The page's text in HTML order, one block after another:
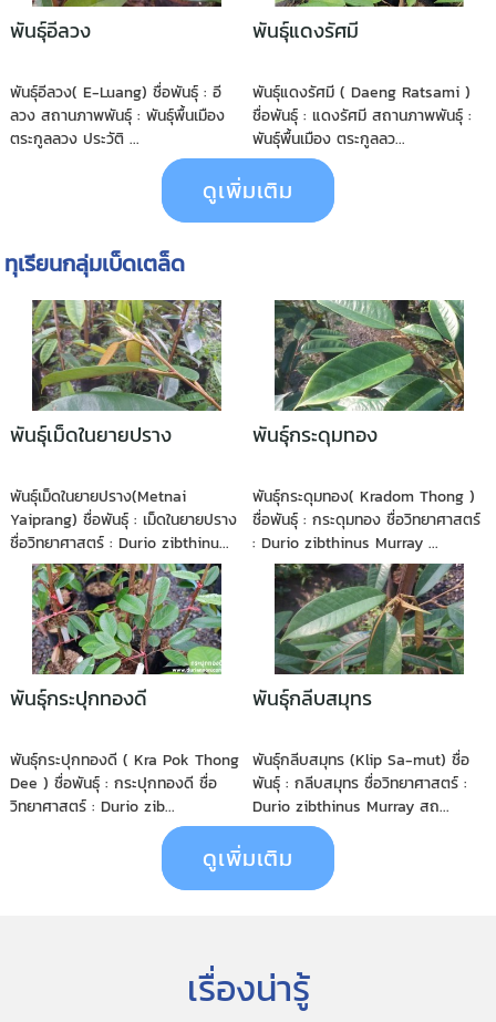
พันธุ์อีลวง
พันธุ์อีลวง( E-Luang) ชื่อพันธุ์ : อี
ลวง สถานภาพพันธุ์ : พันธุ์พื้นเมือง
ตระกูลลวง ประวัติ ...
พันธุ์แดงรัศมี
พันธุ์แดงรัศมี ( Daeng Ratsami )
ชื่อพันธุ์ : แดงรัศมี สถานภาพพันธุ์ :
พันธุ์พื้นเมือง ตระกูลลว...
ดูเพิ่มเติม
ทุเรียนกลุ่มเบ็ดเตล็ด
พันธุ์เม็ดในยายปราง
พันธุ์เม็ดในยายปราง(Metnai
Yaiprang) ชื่อพันธุ์ : เม็ดในยายปราง
ชื่อวิทยาศาสตร์ : Durio zibthinu...
พันธุ์กระดุมทอง
พันธุ์กระดุมทอง( Kradom Thong )
ชื่อพันธุ์ : กระดุมทอง ชื่อวิทยาศาสตร์
: Durio zibthinus Murray ...
พันธุ์กระปุกทองดี
พันธุ์กระปุกทองดี ( Kra Pok Thong
Dee ) ชื่อพันธุ์ : กระปุกทองดี ชื่อ
วิทยาศาสตร์ : Durio zib...
พันธุ์กลีบสมุทร
พันธุ์กลีบสมุทร (Klip Sa-mut) ชื่อ
พันธุ์ : กลีบสมุทร ชื่อวิทยาศาสตร์ :
Durio zibthinus Murray สถ...
ดูเพิ่มเติม
เรื่องน่ารู้